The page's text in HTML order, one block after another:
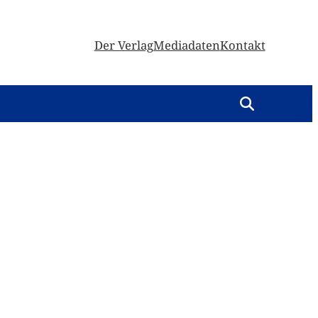
Der VerlagMediadatenKontakt